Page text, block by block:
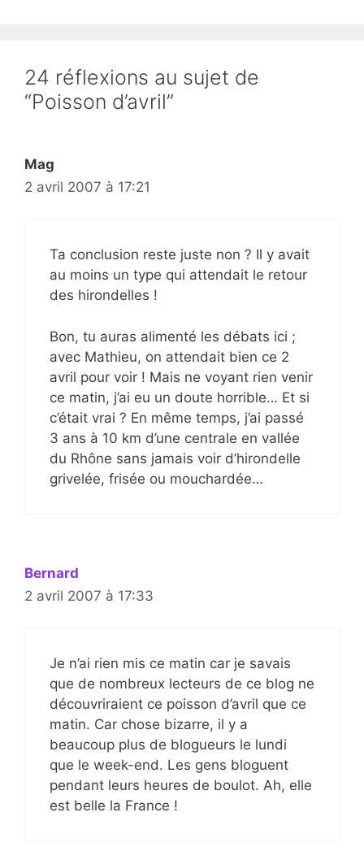
24 réflexions au sujet de
“Poisson d’avril”
Mag
2 avril 2007 à 17:21
Ta conclusion reste juste non ? Il y avait
au moins un type qui attendait le retour
des hirondelles !
Bon, tu auras alimenté les débats ici ;
avec Mathieu, on attendait bien ce 2
avril pour voir ! Mais ne voyant rien venir
ce matin, j’ai eu un doute horrible… Et si
c’était vrai ? En même temps, j’ai passé
3 ans à 10 km d’une centrale en vallée
du Rhône sans jamais voir d’hirondelle
grivelée, frisée ou mouchardée…
Bernard
2 avril 2007 à 17:33
Je n’ai rien mis ce matin car je savais
que de nombreux lecteurs de ce blog ne
découvriraient ce poisson d’avril que ce
matin. Car chose bizarre, il y a
beaucoup plus de blogueurs le lundi
que le week-end. Les gens bloguent
pendant leurs heures de boulot. Ah, elle
est belle la France !